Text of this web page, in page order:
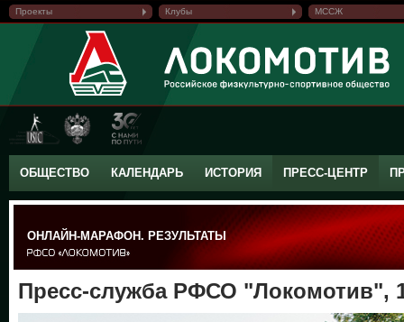
Проекты Клубы МССЖ
ОБЩЕСТВО КАЛЕНДАРЬ ИСТОРИЯ ПРЕСС-ЦЕНТР
ОНЛАЙН-МАРАФОН. РЕЗУЛЬТАТЫ
Пресс-служба РФСО "Локомотив",